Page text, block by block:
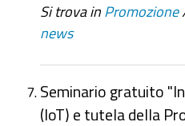
Si trova in Promozione
news
Seminario gratuito
(IoT) e tutela della